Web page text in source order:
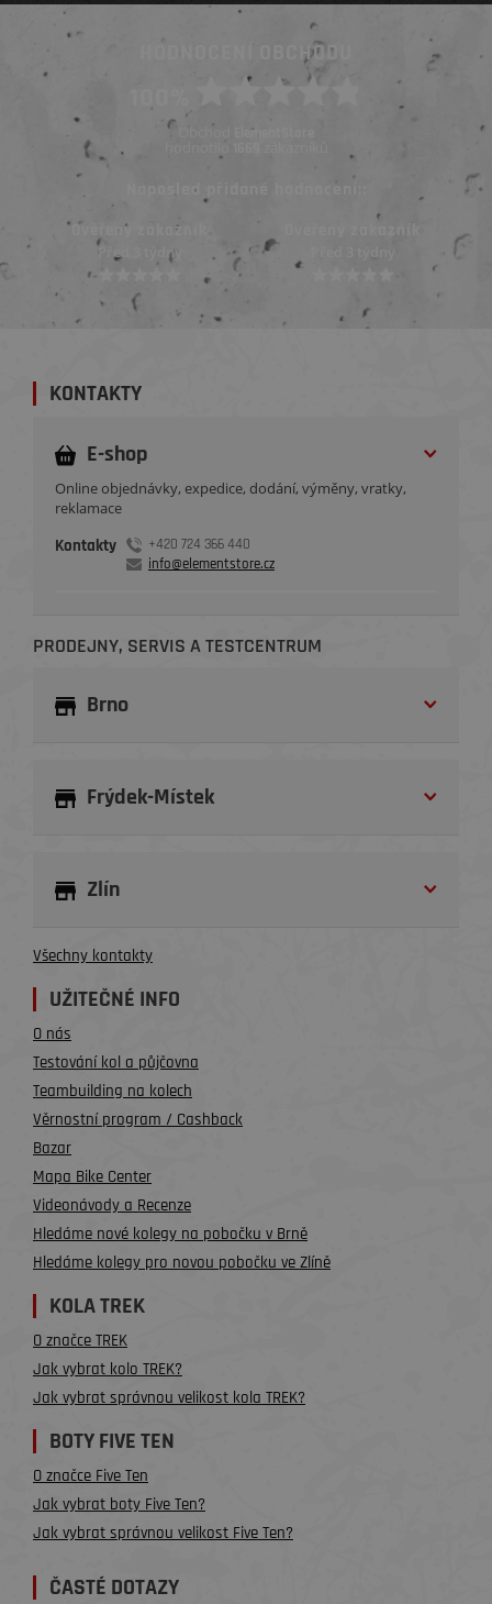
HODNOCENÍ OBCHODU
Obchod ElementStore
hodnotilo
Naposled přidané hodnocení::
Ověřený zákazník
Před 3 týdny
KONTAKTY
E-shop
Online objednávky, expedice, dodání, výměny, vratky,
reklamace
Kontakty
+420 724 366 440
info@elementstore.cz
PRODEJNY, SERVIS A TESTCENTRUM
Brno
Frýdek-Místek
Zlín
Všechny kontakty
UŽITEČNÉ INFO
O nás
Testování kol a půjčovna
Teambuilding na kolech
Věrnostní program / Cashback
Bazar
Mapa Bike Center
Videonávody a Recenze
Hledáme nové kolegy na pobočku v Brně
Hledáme kolegy pro novou pobočku ve Zlíně
KOLA TREK
O značce TREK
Jak vybrat kolo TREK?
Jak vybrat správnou velikost kola TREK?
BOTY FIVE TEN
O značce Five Ten
Jak vybrat boty Five Ten?
Jak vybrat správnou velikost Five Ten?
ČASTÉ DOTAZY